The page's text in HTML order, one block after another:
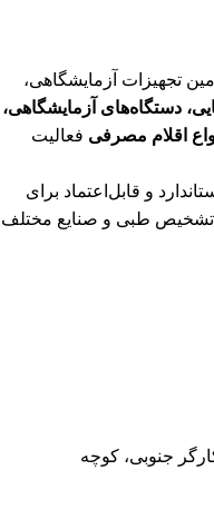
تجهیزات آزمایشگاهی،
دستگاه‌های آزمایشگاهی،
اقلام مصرفی فعالیت
و قابل‌اعتماد برای
تشخیص طبی و صنایع مختلف
جنوبی، کوچه